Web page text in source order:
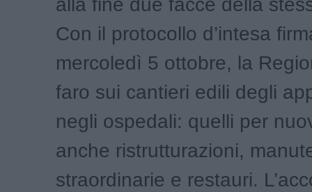
alla fine due facce della
Con il protocollo d’intesa
mercoledì 5 ottobre, la
faro sui cantieri edili degli
negli ospedali: quelli per
anche ristrutturazioni,
straordinarie e restauri.